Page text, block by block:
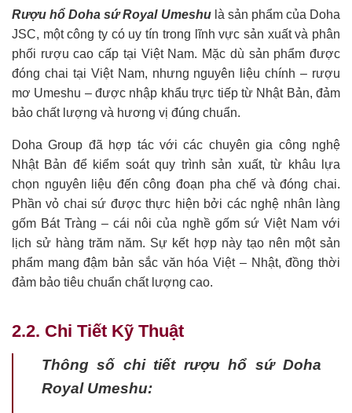
Rượu hổ Doha sứ Royal Umeshulà sản phẩm của Doha
JSC, một công ty có uy tín trong lĩnh vực sản xuất và phân
phối rượu cao cấp tại Việt Nam. Mặc dù sản phẩm được
đóng chai tại Việt Nam, nhưng nguyên liệu chính – rượu
mơ Umeshu – được nhập khẩu trực tiếp từ Nhật Bản, đảm
bảo chất lượng và hương vị đúng chuẩn.
Doha Group đã hợp tác với các chuyên gia công nghệ
Nhật Bản để kiểm soát quy trình sản xuất, từ khâu lựa
chọn nguyên liệu đến công đoạn pha chế và đóng chai.
Phần vỏ chai sứ được thực hiện bởi các nghệ nhân làng
gốm Bát Tràng – cái nôi của nghề gốm sứ Việt Nam với
lịch sử hàng trăm năm. Sự kết hợp này tạo nên một sản
phẩm mang đậm bản sắc văn hóa Việt – Nhật, đồng thời
đảm bảo tiêu chuẩn chất lượng cao.
2.2. Chi Tiết Kỹ Thuật
Thông số chi tiết rượu hổ sứ Doha
Royal Umeshu: